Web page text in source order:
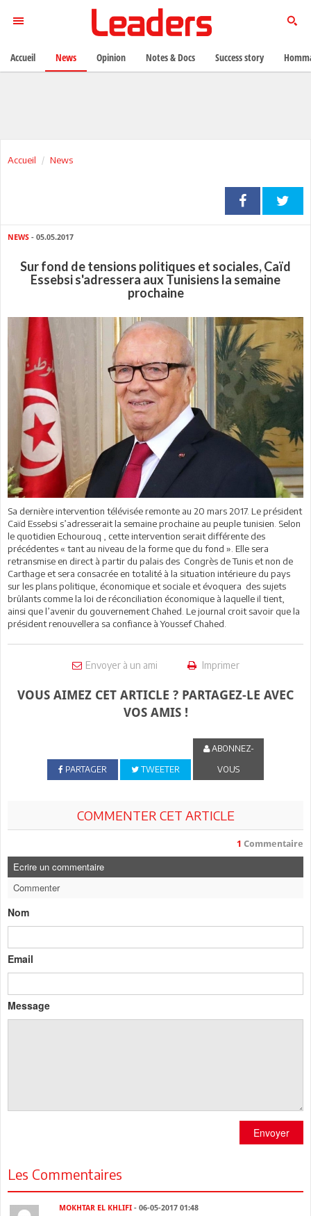
Accueil News
NEWS - 05.05.2017
Sur fond de tensions politiques et sociales, Caïd
Essebsi s'adressera aux Tunisiens la semaine
prochaine
Sa dernière intervention télévisée remonte au 20 mars 2017. Le président
Caïd Essebsi s’adresserait la semaine prochaine au peuple tunisien. Selon
le quotidien Echourouq , cette intervention serait différente des
précédentes « tant au niveau de la forme que du fond ». Elle sera
retransmise en direct à partir du palais des Congrès de Tunis et non de
Carthage et sera consacrée en totalité à la situation intérieure du pays
sur les plans politique, économique et sociale et évoquera des sujets
brûlants comme la loi de réconciliation économique à laquelle il tient,
ainsi que l’avenir du gouvernement Chahed. Le journal croit savoir que la
président renouvellera sa confiance à Youssef Chahed.
Envoyer à un ami Imprimer
VOUS AIMEZ CET ARTICLE ? PARTAGEZ-LE AVEC
VOS AMIS !
PARTAGER TWEETER
ABONNEZ-
VOUS
COMMENTER CET ARTICLE
1 Commentaire
Ecrire un commentaire
Commenter
Nom
Email
Message
Envoyer
Les Commentaires
MOKHTAR EL KHLIFI - 06-05-2017 01:48
Accueil News Opinion Notes & Docs Success story